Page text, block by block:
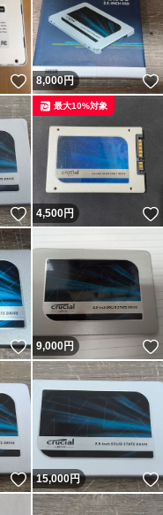
いいね！
8,000円
いいね！
4,500円
最大10%対象
いいね！
9,000円
いいね！
15,000円